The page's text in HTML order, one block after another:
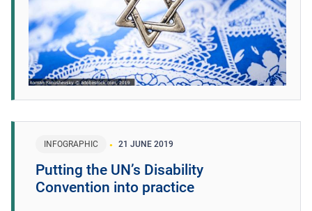
INFOGRAPHIC 21 JUNE 2019
Putting the UN’s Disability
Convention into practice